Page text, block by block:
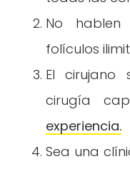
No
folículos
El cirujano
cirugía
experiencia.
Sea una